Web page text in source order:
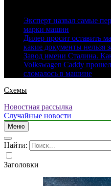
Эксперт назвал самые
марки машин
Дилер просит оставить
какие документы нельзя
Завод имени Сталина.
Volkswagen Caddy
сломалось в машине
Схемы
Новостная рассылка
Случайные новости
Меню
Найти:
Заголовки